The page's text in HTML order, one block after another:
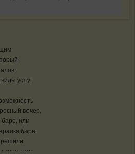
услуг.
вечер,
баре, или
баре.
решили
танца, наш